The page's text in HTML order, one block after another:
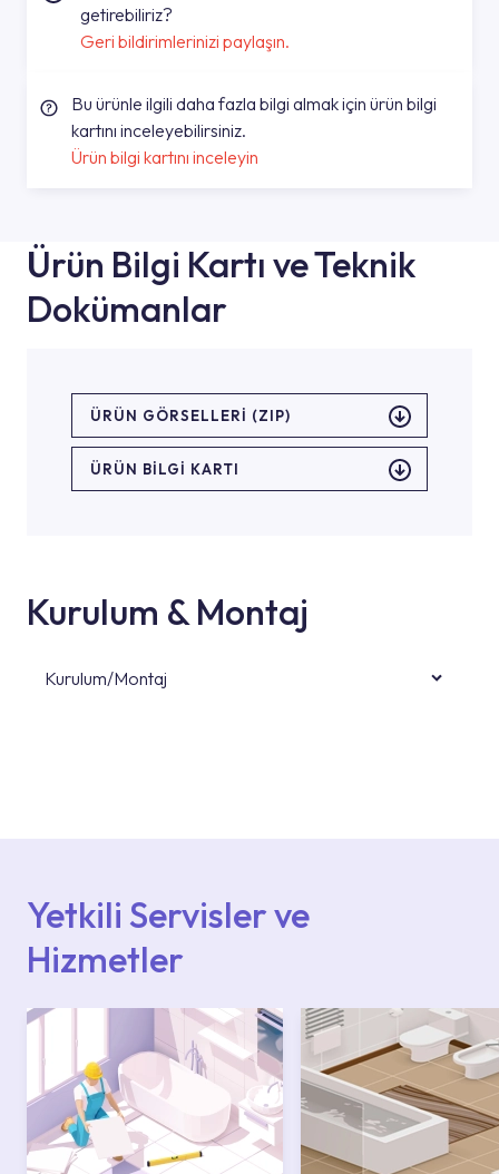
getirebiliriz?
Geri bildirimlerinizi paylaşın.
Bu ürünle ilgili daha fazla bilgi almak için ürün bilgi
kartını inceleyebilirsiniz.
Ürün bilgi kartını inceleyin
Ürün Bilgi Kartı ve Teknik
Dokümanlar
ÜRÜN GÖRSELLERI (ZIP)
ÜRÜN BILGI KARTI
Kurulum & Montaj
Kurulum/Montaj
Yetkili Servisler ve
Hizmetler